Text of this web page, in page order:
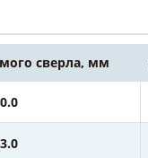
сверла, мм